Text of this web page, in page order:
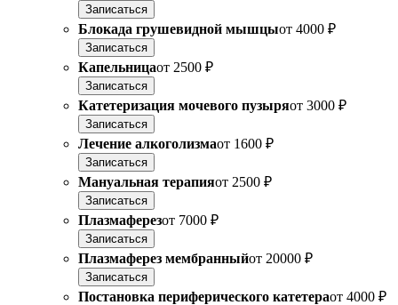
Записаться
Блокада грушевидной мышцыот 4000 ₽
Записаться
Капельницаот 2500 ₽
Записаться
Катетеризация мочевого пузыряот 3000 ₽
Записаться
Лечение алкоголизмаот 1600 ₽
Записаться
Мануальная терапияот 2500 ₽
Записаться
Плазмаферезот 7000 ₽
Записаться
Плазмаферез мембранныйот 20000 ₽
Записаться
Постановка периферического катетераот 4000 ₽